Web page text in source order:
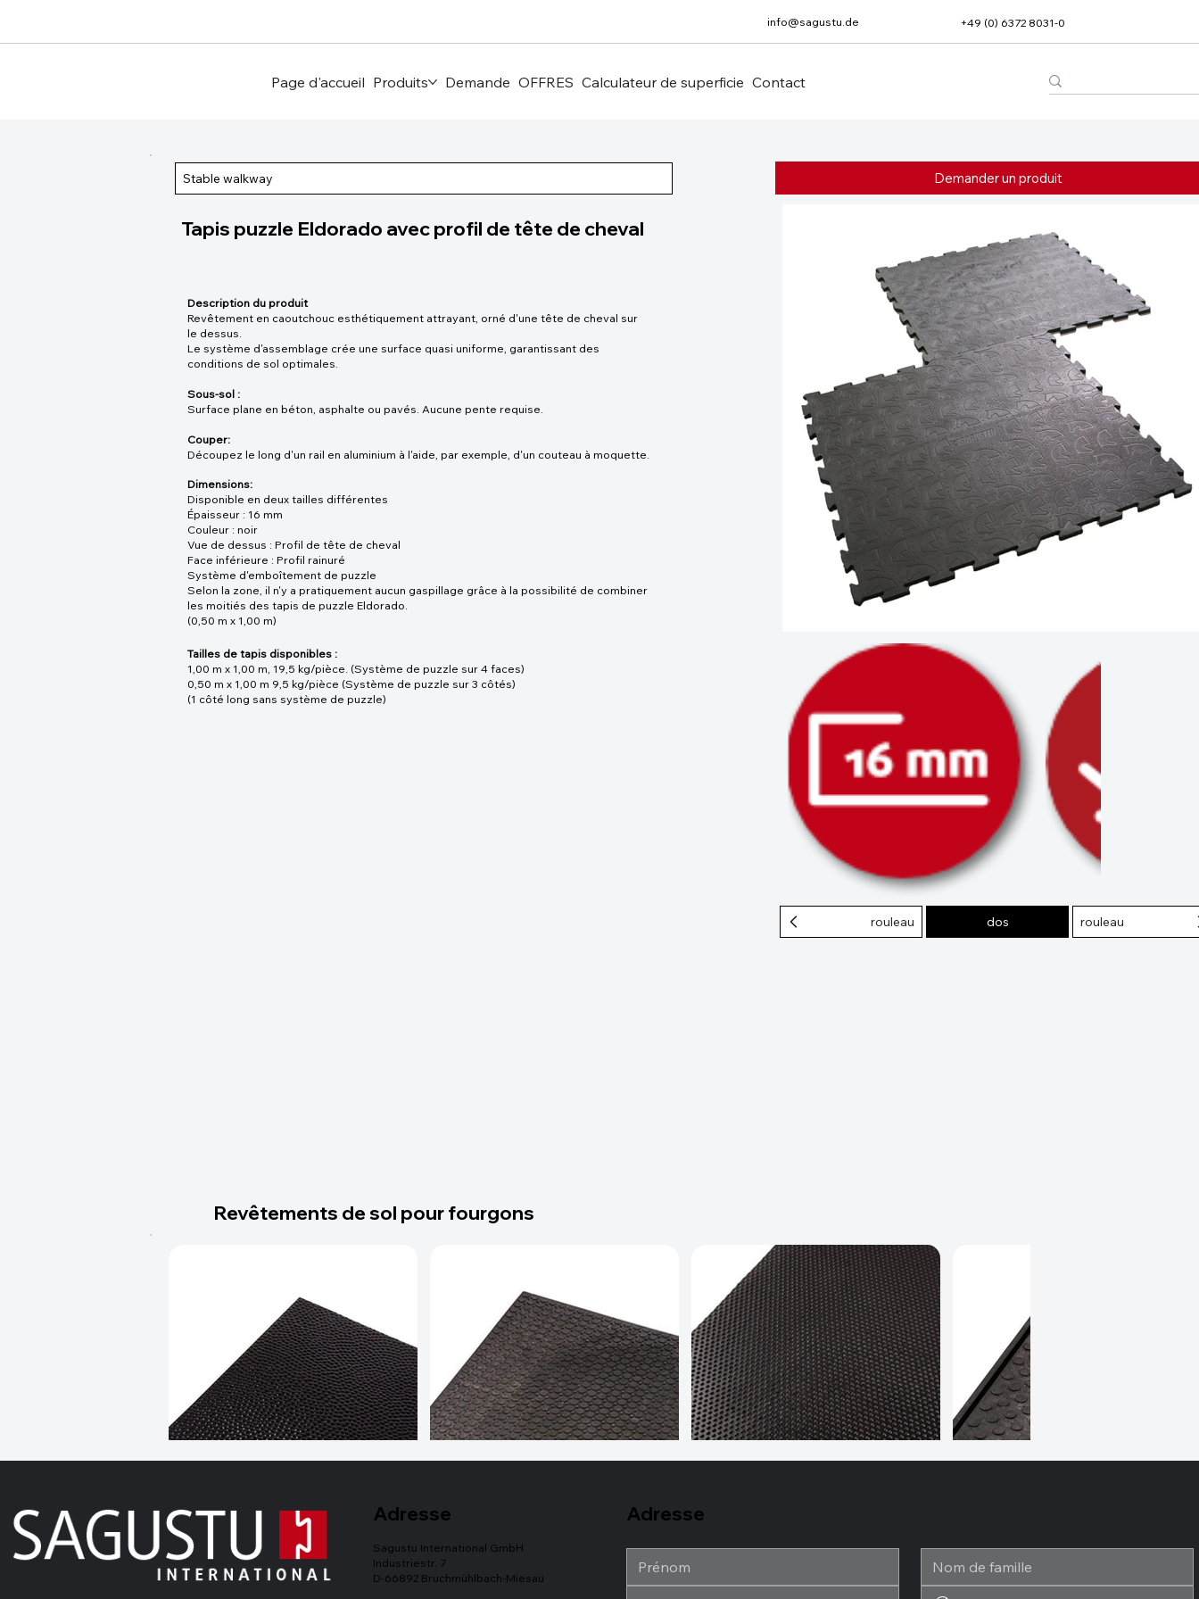
info@sagustu.de +49 (0) 6372 8031-0
Page d'accueil Produits Demande OFFRES Calculateur de superficie Contact
Description du produit
Revêtement en caoutchouc esthétiquement attrayant, orné d'une tête de cheval sur
le dessus.
Le système d'assemblage crée une surface quasi uniforme, garantissant des
conditions de sol optimales.
Sous-sol :
Surface plane en béton, asphalte ou pavés. Aucune pente requise.
Couper:
Découpez le long d'un rail en aluminium à l'aide, par exemple, d'un couteau à moquette.
Dimensions:
Disponible en deux tailles différentes
Épaisseur : 16 mm
Couleur : noir
Vue de dessus : Profil de tête de cheval
Face inférieure : Profil rainuré
Système d'emboîtement de puzzle
Selon la zone, il n'y a pratiquement aucun gaspillage grâce à la possibilité de combiner
les moitiés des tapis de puzzle Eldorado.
(0,50 m x 1,00 m)
Tailles de tapis disponibles :
1,00 m x 1,00 m, 19,5 kg/pièce. (Système de puzzle sur 4 faces)
0,50 m x 1,00 m 9,5 kg/pièce (Système de puzzle sur 3 côtés)
(1 côté long sans système de puzzle)
Demander un produit
rouleau dos rouleau
Tapis puzzle Eldorado avec profil de tête de cheval
Stable walkway
Revêtements de sol pour fourgons
Adresse
Adresse
Sagustu International GmbH
Industriestr. 7
D-66892 Bruchmühlbach-Miesau